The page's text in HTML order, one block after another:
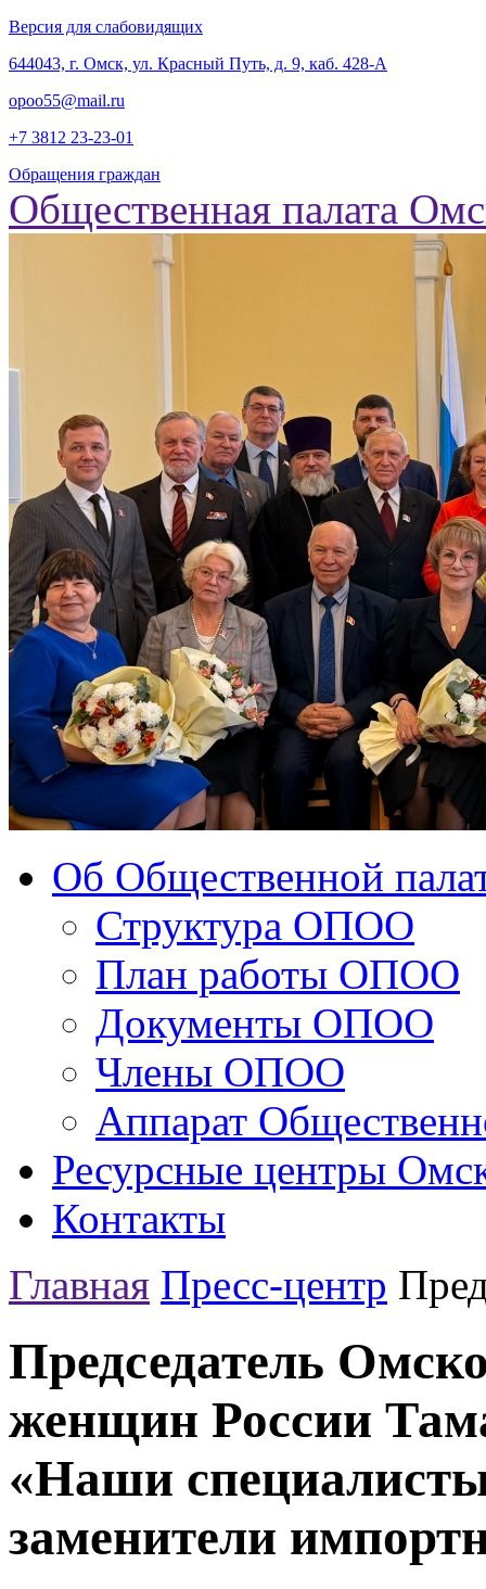
Версия для слабовидящих
‎644043, г. Омск, ул. Красный Путь, д. 9, каб. 428-А
opoo55@mail.ru
+7 3812 23-23-01
Обращения граждан
Общественная палата
Об Общественной
Структура ОПОО
План работы ОПОО
Документы ОПОО
Члены ОПОО
Аппарат
Ресурсные центры
Контакты
Главная Пресс-центр
Председатель
женщин России
«Наши
заменители